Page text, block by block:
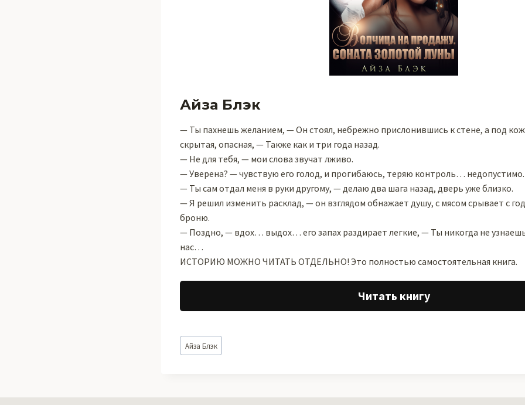
Айза Блэк
— Ты пахнешь желанием, — Он стоял, небрежно прислонившись к стене, а под
скрытая, опасная, — Также как и три года назад.
— Не для тебя, — мои слова звучат лживо.
— Уверена? — чувствую его голод, и прогибаюсь, теряю контроль… недопустимо.
— Ты сам отдал меня в руки другому, — делаю два шага назад, дверь уже близко.
— Я решил изменить расклад, — он взглядом обнажает душу, с мясом срывает с
броню.
— Поздно, — вдох… выдох… его запах раздирает легкие, — Ты никогда не
нас…
ИСТОРИЮ МОЖНО ЧИТАТЬ ОТДЕЛЬНО! Это полностью самостоятельная книга.
Читать книгу
Метки
записи:
Айза Блэк